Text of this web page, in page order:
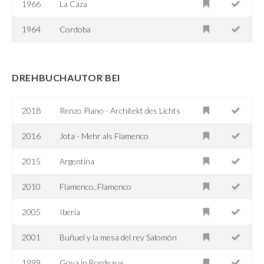
1966 La Caza
1964 Cordoba
DREHBUCHAUTOR BEI
2018 Renzo Piano - Architekt des Lichts
2016 Jota - Mehr als Flamenco
2015 Argentina
2010 Flamenco, Flamenco
2005 Iberia
2001 Buñuel y la mesa del rey Salomón